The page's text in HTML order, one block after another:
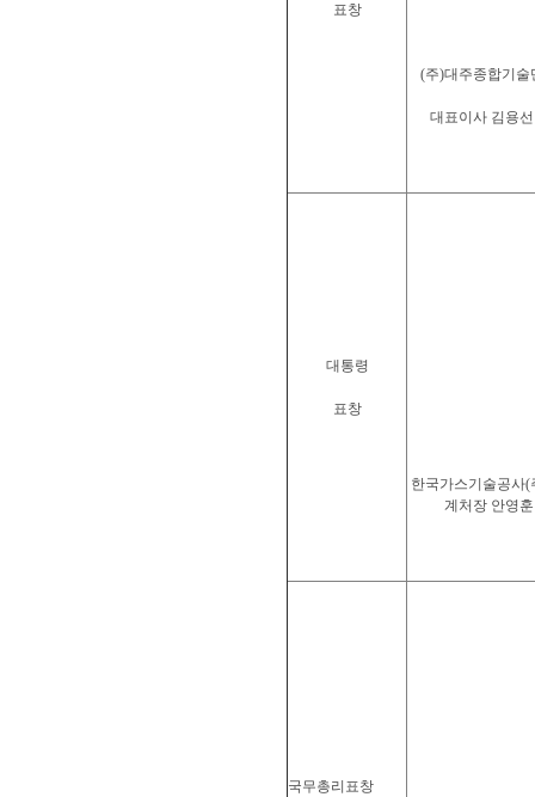
표창
(주)대주종합기술
대표이사 김용선
대통령
표창
한국가스기술공사(
계처장 안영훈
국무총리표창